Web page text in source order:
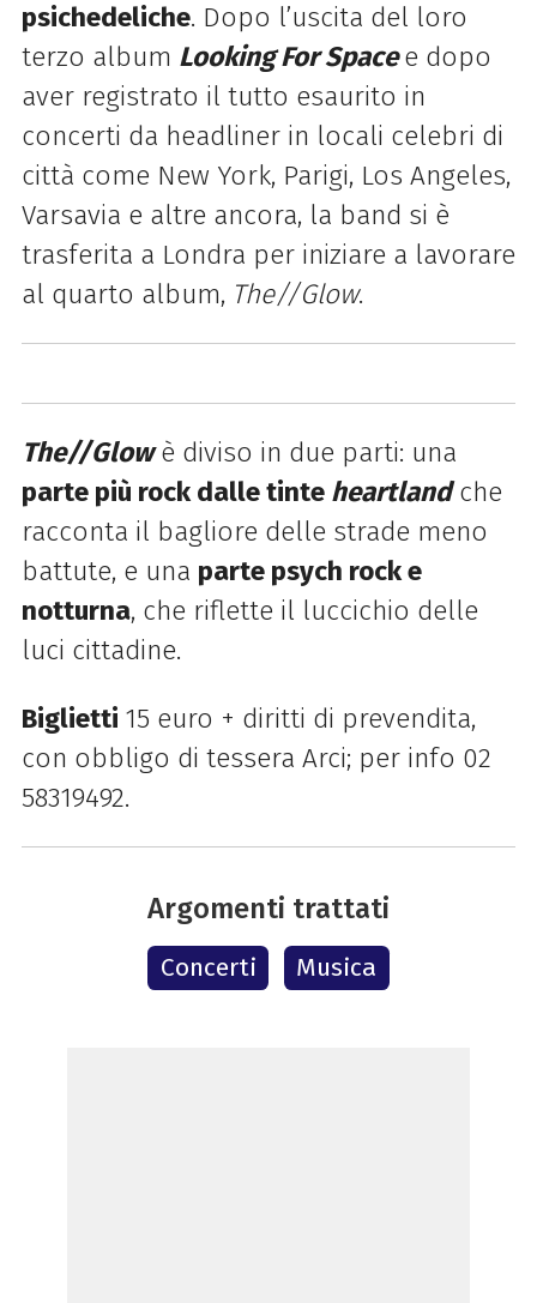
psichedeliche. Dopo l’uscita del loro
terzo album Looking For Spacee dopo
aver registrato il tutto esaurito in
concerti da headliner in locali celebri di
città come New York, Parigi, Los Angeles,
Varsavia e altre ancora, la band si è
trasferita a Londra per iniziare a lavorare
al quarto album, The//Glow.
The//Glowè diviso in due parti: una
parte più rock dalle tinte heartlandche
racconta il bagliore delle strade meno
battute, e una parte psych rock e
notturna, che riflette il luccichio delle
luci cittadine.
Biglietti 15 euro + diritti di prevendita,
con obbligo di tessera Arci; per info 02
58319492.
Argomenti trattati
Concerti Musica